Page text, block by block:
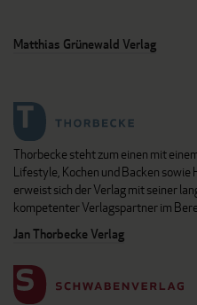
Matthias Grünewald Verlag
Thorbecke steht zum einen mit
Lifestyle, Kochen und Backen sowie
erweist sich der Verlag mit seiner
kompetenter Verlagspartner im
Jan Thorbecke Verlag